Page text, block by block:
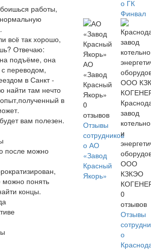
работы,
всё так хорошо,
Отвечаю:
подъёме, она
переводом,
в Санкт -
найти там нечто
в
вам полезен.
после можно
можно понять
концы.
о ГК
Финвал
АО
«Завод
Красный
Якорь»
0
отзывов
Отзывы
сотрудников
о АО
«Завод
Красный
Якорь»
завод
и
ООО
КЗКЭО
0
отзывов
Отзывы
о